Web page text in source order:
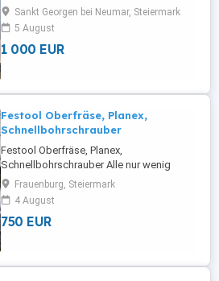
Kehrfläche, 1600 Stunden, guter
Einsatzbereiter Zustand.
Sankt Georgen bei Neumar, Steiermark
5 August
1 000 EUR
Festool Oberfräse, Planex,
Schnellbohrschrauber
Festool Oberfräse, Planex,
Schnellbohrschrauber Alle nur wenig
benutzt.
Frauenburg, Steiermark
4 August
750 EUR